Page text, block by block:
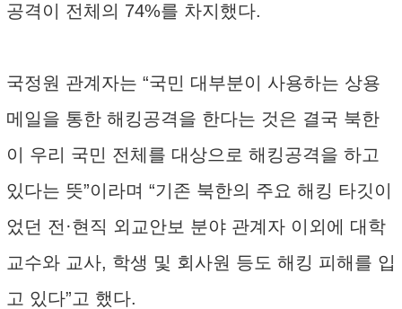
공격이 전체의 74%를 차지했다.
국정원 관계자는 “국민 대부분이 사용하는 상용
메일을 통한 해킹공격을 한다는 것은 결국 북한
이 우리 국민 전체를 대상으로 해킹공격을 하고
있다는 뜻”이라며 “기존 북한의 주요 해킹 타깃이
었던 전·현직 외교안보 분야 관계자 이외에 대학
교수와 교사, 학생 및 회사원 등도 해킹 피해를 입
고 있다”고 했다.